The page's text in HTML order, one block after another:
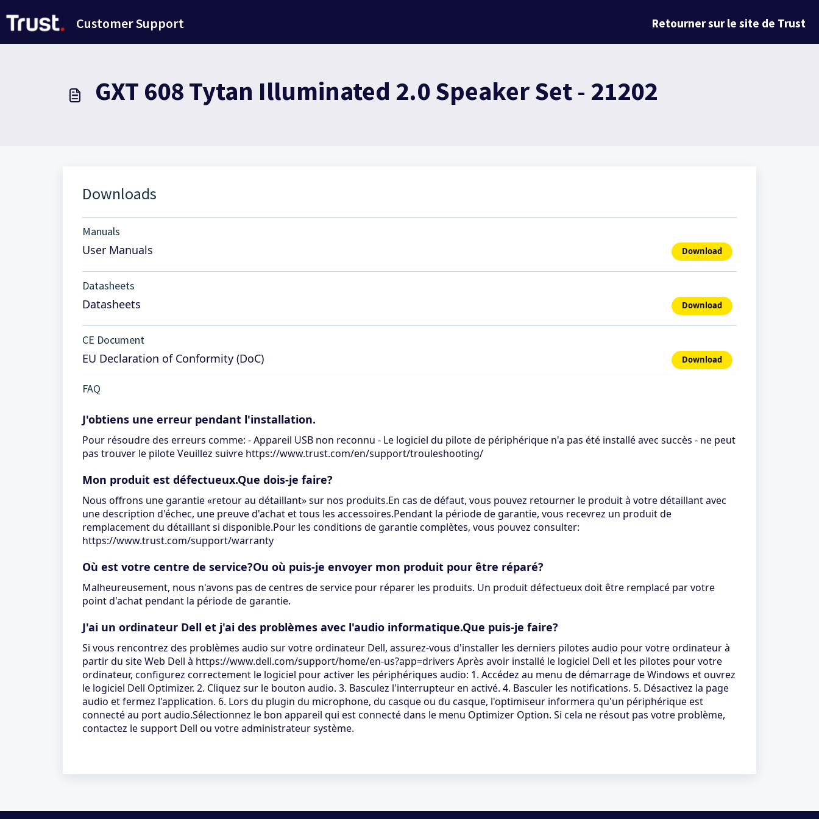
Customer Support Retourner sur le site de Trust
GXT 608 Tytan Illuminated 2.0 Speaker Set - 21202
Downloads
Manuals
User Manuals Download
Datasheets
Datasheets Download
CE Document
EU Declaration of Conformity (DoC) Download
FAQ
J'obtiens une erreur pendant l'installation.
Pour résoudre des erreurs comme: - Appareil USB non reconnu - Le logiciel du pilote de périphérique n'a pas été installé avec succès - ne peut
pas trouver le pilote Veuillez suivre https://www.trust.com/en/support/trouleshooting/
Mon produit est défectueux.Que dois-je faire?
Nous offrons une garantie «retour au détaillant» sur nos produits.En cas de défaut, vous pouvez retourner le produit à votre détaillant avec
une description d'échec, une preuve d'achat et tous les accessoires.Pendant la période de garantie, vous recevrez un produit de
remplacement du détaillant si disponible.Pour les conditions de garantie complètes, vous pouvez consulter:
https://www.trust.com/support/warranty
Où est votre centre de service?Ou où puis-je envoyer mon produit pour être réparé?
Malheureusement, nous n'avons pas de centres de service pour réparer les produits. Un produit défectueux doit être remplacé par votre
point d'achat pendant la période de garantie.
J'ai un ordinateur Dell et j'ai des problèmes avec l'audio informatique.Que puis-je faire?
Si vous rencontrez des problèmes audio sur votre ordinateur Dell, assurez-vous d'installer les derniers pilotes audio pour votre ordinateur à
partir du site Web Dell à https://www.dell.com/support/home/en-us?app=drivers Après avoir installé le logiciel Dell et les pilotes pour votre
ordinateur, configurez correctement le logiciel pour activer les périphériques audio: 1. Accédez au menu de démarrage de Windows et ouvrez
le logiciel Dell Optimizer. 2. Cliquez sur le bouton audio. 3. Basculez l'interrupteur en activé. 4. Basculer les notifications. 5. Désactivez la page
audio et fermez l'application. 6. Lors du plugin du microphone, du casque ou du casque, l'optimiseur informera qu'un périphérique est
connecté au port audio.Sélectionnez le bon appareil qui est connecté dans le menu Optimizer Option. Si cela ne résout pas votre problème,
contactez le support Dell ou votre administrateur système.